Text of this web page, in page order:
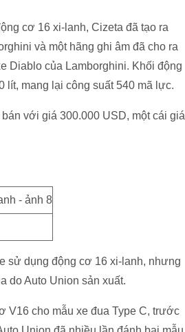
cơ 16 xi-lanh, Cizeta đã tạo ra
và một hãng ghi âm đã cho ra
Diablo của Lamborghini. Khối động
lít, mang lại công suất 540 mã lực.
với giá 300.000 USD, một cái giá
sử dụng động cơ 16 xi-lanh, nhưng
do Auto Union sản xuất.
V16 cho mẫu xe đua Type C, trước